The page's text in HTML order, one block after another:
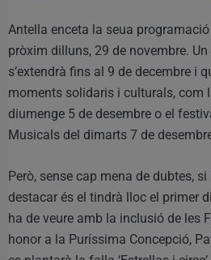
Antella enceta la seua
pròxim dilluns, 29 de novembre.
s’extendrà fins al 9 de decembre i
moments solidaris i culturals, com
diumenge 5 de desembre o el
Musicals del dimarts 7 de
Però, sense cap mena de dubtes,
destacar és el tindrà lloc el primer
ha de veure amb la inclusió de les
honor a la Puríssima Concepció,